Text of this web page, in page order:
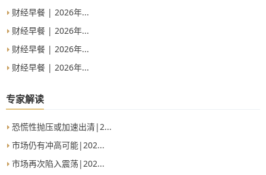
财经早餐 | 2026年...
财经早餐 | 2026年...
财经早餐 | 2026年...
财经早餐 | 2026年...
专家解读
恐慌性抛压或加速出清|2...
市场仍有冲高可能|202...
市场再次陷入震荡|202...